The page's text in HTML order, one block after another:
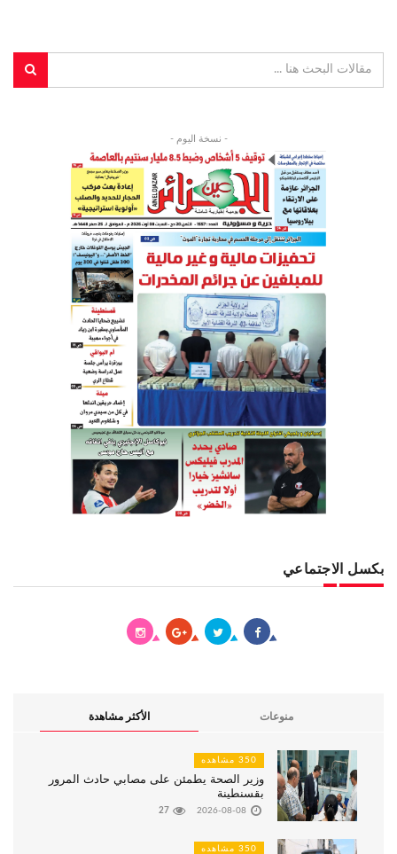
- نسخة اليوم -
بكسل الاجتماعي
الأكثر مشاهدة منوعات
350 مشاهده
وزير الصحة يطمئن على مصابي حادث المرور
بقسنطينة
350 مشاهده